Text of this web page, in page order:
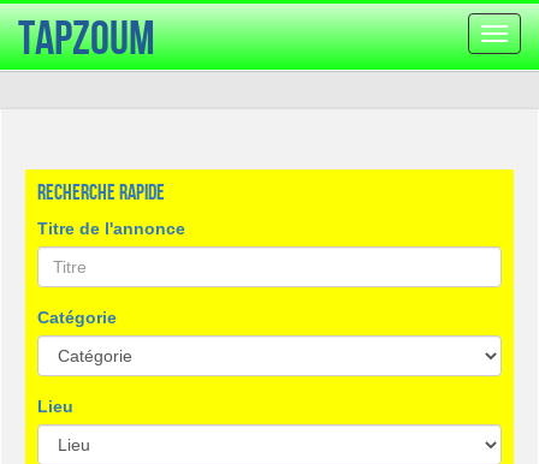
la
TapZoum
Recherche rapide
Titre de l'annonce
Catégorie
Lieu